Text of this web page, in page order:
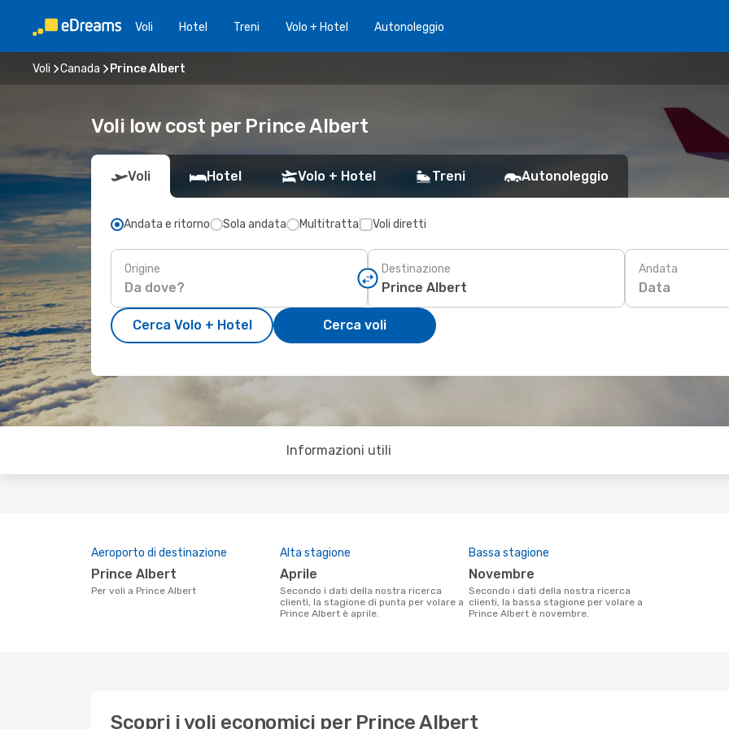
Voli Hotel Treni Volo + Hotel Autonoleggio
Voli Canada Prince Albert
Voli low cost per Prince Albert
Voli Hotel Volo + Hotel Treni Autonoleggio
Andata e ritorno Sola andata Multitratta Voli diretti
Origine Destinazione Andata
Data
Cerca Volo + Hotel Cerca voli
Informazioni utili
Aeroporto di destinazione
Prince Albert
Per voli a Prince Albert
Alta stagione
aprile
Secondo i dati della nostra ricerca
clienti, la stagione di punta per volare a
Prince Albert è aprile.
Bassa stagione
novembre
Secondo i dati della nostra ricerca
clienti, la bassa stagione per volare a
Prince Albert è novembre.
Scopri i voli economici per Prince Albert